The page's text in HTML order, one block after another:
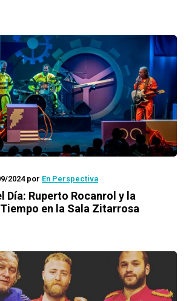
2024por En Perspectiva
Día: Ruperto Rocanrol y la
en la Sala Zitarrosa